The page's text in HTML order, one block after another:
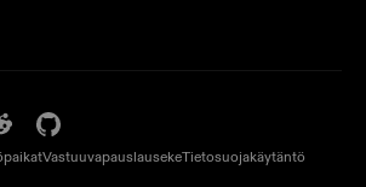
VastuuvapauslausekeTietosuojakäytäntö